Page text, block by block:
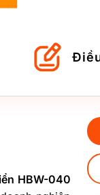
HBW-040